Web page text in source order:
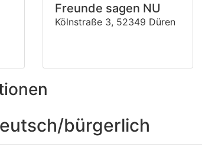
Freunde sagen NU
Kölnstraße 3, 52349 Düren
bürgerlich